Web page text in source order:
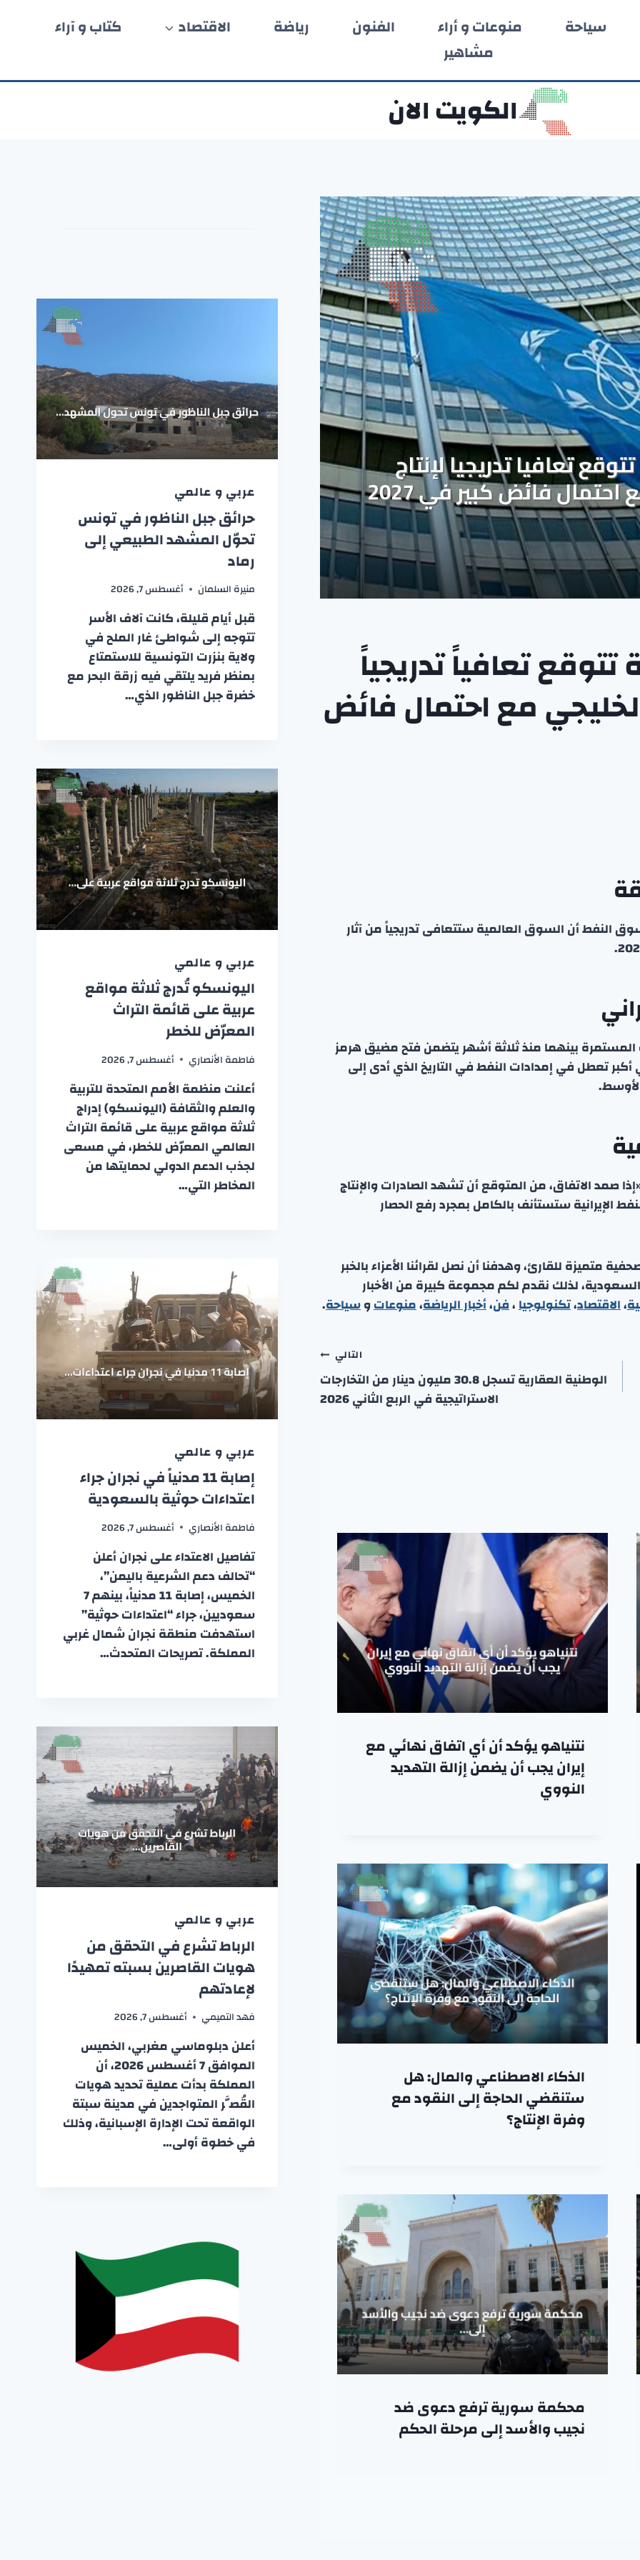
سياحة منوعات و أراء الفنون رياضة الاقتصاد
كتاب و آراء
مشاهير
الكويت الان
تعافياً تدريجياً
مع احتمال فائض
النفط أن السوق العالمية ستتعافى تدريجياً من آثار
المستمرة بينهما منذ ثلاثة أشهر يتضمن فتح مضيق هرمز
أكبر تعطل في إمدادات النفط في التاريخ الذي أدى إلى
صمد الاتفاق، من المتوقع أن تشهد الصادرات والإنتاج
الإيرانية ستستأنف بالكامل بمجرد رفع الحصار
متميزة للقارئ، وهدفنا أن نصل لقرائنا الأعزاء بالخبر
لذلك نقدم لكم مجموعة كبيرة من الأخبار
،الاقتصاد،تكنولوجيا،فن،أخبار الرياضة،منوعاتوسياحة.
التالي
الوطنية العقارية تسجل 30.8 مليون دينار من التخارجات
الاستراتيجية في الربع الثاني 2026
نتنياهو يؤكد أن أي اتفاق نهائي مع
إيران يجب أن يضمن إزالة التهديد
النووي
الذكاء الاصطناعي والمال: هل
ستنقضي الحاجة إلى النقود مع
وفرة الإنتاج؟
محكمة سورية ترفع دعوى ضد
نجيب والأسد إلى مرحلة الحكم
عربي و عالمي
حرائق جبل الناظور في تونس
تحوّل المشهد الطبيعي إلى
رماد
منيرة السلمان أغسطس 7, 2026
قبل أيام قليلة، كانت آلاف الأسر
تتوجه إلى شواطئ غار الملح في
ولاية بنزرت التونسية للاستمتاع
بمنظر فريد يلتقي فيه زرقة البحر مع
خضرة جبل الناظور الذي…
عربي و عالمي
اليونسكو تُدرج ثلاثة مواقع
عربية على قائمة التراث
المعرّض للخطر
فاطمة الأنصاري أغسطس 7, 2026
أعلنت منظمة الأمم المتحدة للتربية
والعلم والثقافة (اليونسكو) إدراج
ثلاثة مواقع عربية على قائمة التراث
العالمي المعرّض للخطر، في مسعى
لجذب الدعم الدولي لحمايتها من
المخاطر التي…
عربي و عالمي
إصابة 11 مدنياً في نجران جراء
اعتداءات حوثية بالسعودية
فاطمة الأنصاري أغسطس 7, 2026
تفاصيل الاعتداء على نجران أعلن
“تحالف دعم الشرعية باليمن”،
الخميس، إصابة 11 مدنياً، بينهم 7
سعوديين، جراء “اعتداءات حوثية”
استهدفت منطقة نجران شمال غربي
المملكة. تصريحات المتحدث…
عربي و عالمي
الرباط تشرع في التحقق من
هويات القاصرين بسبته تمهيدًا
لإعادتهم
فهد التميمي أغسطس 7, 2026
أعلن دبلوماسي مغربي، الخميس
الموافق 7 أغسطس 2026، أن
المملكة بدأت عملية تحديد هويات
القُصَّر المتواجدين في مدينة سبتة
الواقعة تحت الإدارة الإسبانية، وذلك
في خطوة أولى…